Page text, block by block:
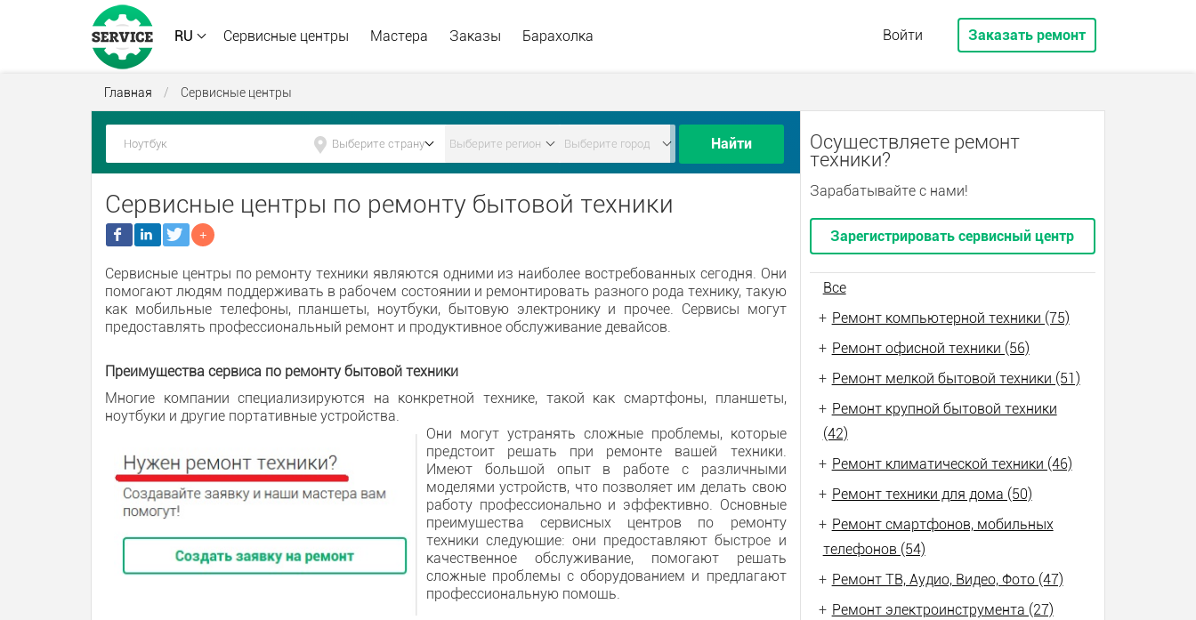
RU Сервисные центры Мастера Заказы Барахолка Войти Заказать ремонт
Главная / Сервисные центры
Найти
Сервисные центры по ремонту бытовой техники
Сервисные центры по ремонту техники являются одними из наиболее востребованных сегодня. Они
помогают людям поддерживать в рабочем состоянии и ремонтировать разного рода технику, такую
как мобильные телефоны, планшеты, ноутбуки, бытовую электронику и прочее. Сервисы могут
предоставлять профессиональный ремонт и продуктивное обслуживание девайсов.
Преимущества сервиса по ремонту бытовой техники
Многие компании специализируются на конкретной технике, такой как смартфоны, планшеты,
ноутбуки и другие портативные устройства.
Они могут устранять сложные проблемы, которые
предстоит решать при ремонте вашей техники.
Имеют большой опыт в работе с различными
моделями устройств, что позволяет им делать свою
работу профессионально и эффективно. Основные
преимущества сервисных центров по ремонту
техники следующие: они предоставляют быстрое и
качественное обслуживание, помогают решать
сложные проблемы с оборудованием и предлагают
профессиональную помощь.
Осуществляете ремонт
техники?
Зарабатывайте с нами!
Зарегистрировать сервисный центр
Все
+ Ремонт компьютерной техники (75)
+ Ремонт офисной техники (56)
+ Ремонт мелкой бытовой техники (51)
+ Ремонт крупной бытовой техники
(42)
+ Ремонт климатической техники (46)
+ Ремонт техники для дома (50)
+ Ремонт смартфонов, мобильных
телефонов (54)
+ Ремонт ТВ, Аудио, Видео, Фото (47)
+ Ремонт электроинструмента (27)